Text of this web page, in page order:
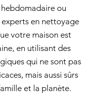
ou
en nettoyage
votre maison est
en utilisant des
qui ne sont pas
mais aussi sûrs
et la planète.